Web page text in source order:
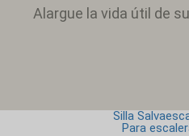
Alargue la vida útil de
Silla
Para